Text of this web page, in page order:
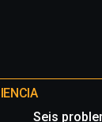
Seis